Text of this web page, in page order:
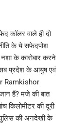
कॉलर वाले ही दो
के ये सफेदपोश
के कारोबार करने
सब प्रदेश के आयुष एवं
Ramkishor
हैं? मजे की बात
किलोमीटर की दूरी
की अनदेखी के